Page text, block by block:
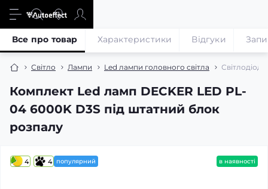
Світло Лампи Led лампи головного світла
Комплект Led ламп DECKER LED PL-
04 6000K D3S під штатний блок
розпалу
Все про товар Характеристики Відгуки
4 4 популярний в наявності